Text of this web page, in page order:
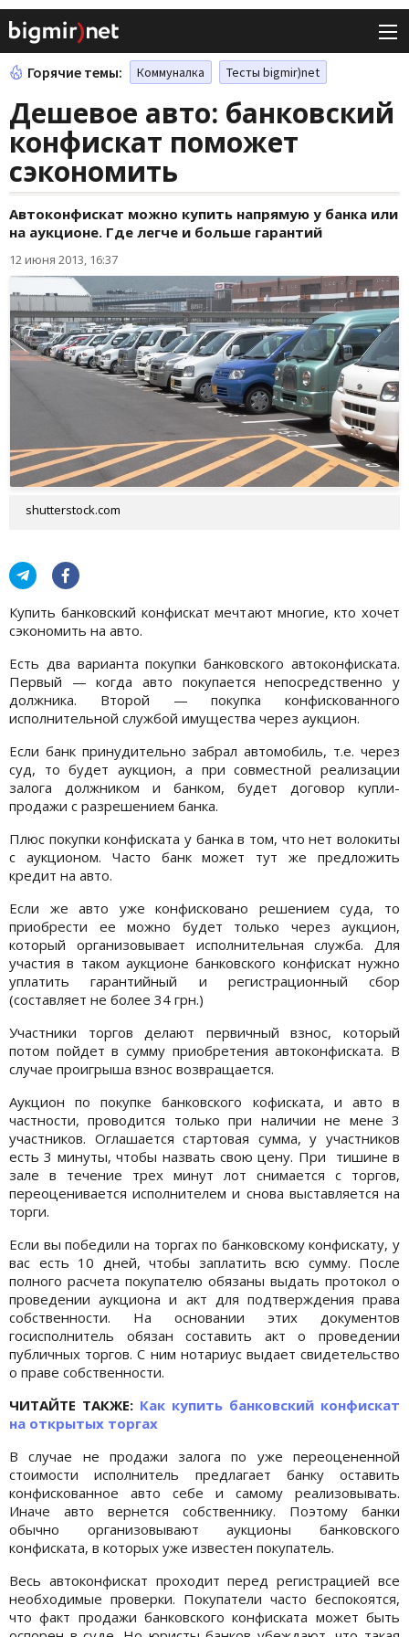
Горячие темы: Коммуналка Тесты bigmir)net
Дешевое авто: банковский
конфискат поможет
сэкономить
Автоконфискат можно купить напрямую у банка или
на аукционе. Где легче и больше гарантий
12 июня 2013, 16:37
shutterstock.com
Купить банковский конфискат мечтают многие, кто хочет
сэкономить на авто.
Есть два варианта покупки банковского автоконфиската.
Первый — когда авто покупается непосредственно у
должника. Второй — покупка конфискованного
исполнительной службой имущества через аукцион.
Если банк принудительно забрал автомобиль, т.е. через
суд, то будет аукцион, а при совместной реализации
залога должником и банком, будет договор купли-
продажи с разрешением банка.
Плюс покупки конфиската у банка в том, что нет волокиты
с аукционом. Часто банк может тут же предложить
кредит на авто.
Если же авто уже конфисковано решением суда, то
приобрести ее можно будет только через аукцион,
который организовывает исполнительная служба. Для
участия в таком аукционе банковского конфискат нужно
уплатить гарантийный и регистрационный сбор
(составляет не более 34 грн.)
Участники торгов делают первичный взнос, который
потом пойдет в сумму приобретения автоконфиската. В
случае проигрыша взнос возвращается.
Аукцион по покупке банковского кофиската, и авто в
частности, проводится только при наличии не мене 3
участников. Оглашается стартовая сумма, у участников
есть 3 минуты, чтобы назвать свою цену. При тишине в
зале в течение трех минут лот снимается с торгов,
переоценивается исполнителем и снова выставляется на
торги.
Если вы победили на торгах по банковскому конфискату, у
вас есть 10 дней, чтобы заплатить всю сумму. После
полного расчета покупателю обязаны выдать протокол о
проведении аукциона и акт для подтверждения права
собственности. На основании этих документов
госисполнитель обязан составить акт о проведении
публичных торгов. С ним нотариус выдает свидетельство
о праве собственности.
ЧИТАЙТЕ ТАКЖЕ: Как купить банковский конфискат
на открытых торгах
В случае не продажи залога по уже переоцененной
стоимости исполнитель предлагает банку оставить
конфискованное авто себе и самому реализовывать.
Иначе авто вернется собственнику. Поэтому банки
обычно организовывают аукционы банковского
конфиската, в которых уже известен покупатель.
Весь автоконфискат проходит перед регистрацией все
необходимые проверки. Покупатели часто беспокоятся,
что факт продажи банковского конфиската может быть